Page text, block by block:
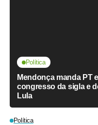
Política
Mendonça manda PT
congresso da sigla e
Lula
Política